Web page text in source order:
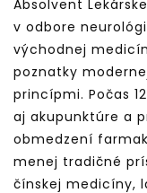
Absolvent
v odbore
východnej
poznatky
princípmi. Počas
aj akupunktúre a
obmedzení
menej tradičné
čínskej medicíny,